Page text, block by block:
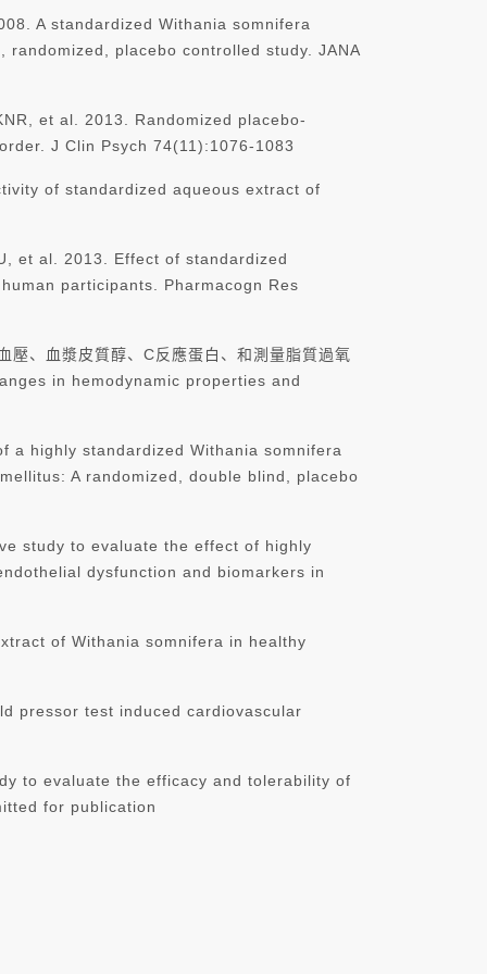
A standardized Withania somnifera
placebo controlled study. JANA
et al. 2013. Randomized placebo-
J Clin Psych 74(11):1076-1083
of standardized aqueous extract of
U, et al. 2013. Effect of standardized
participants. Pharmacogn Res
、血漿皮質醇、C反應蛋白、和測量脂質過氧
in hemodynamic properties and
a highly standardized Withania somnifera
A randomized, double blind, placebo
study to evaluate the effect of highly
dysfunction and biomarkers in
of Withania somnifera in healthy
pressor test induced cardiovascular
to evaluate the efficacy and tolerability of
for publication